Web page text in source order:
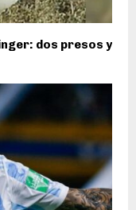
dos presos y